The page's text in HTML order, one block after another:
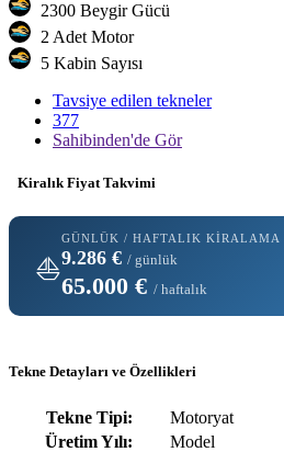
2300 Beygir Gücü
2 Adet Motor
5 Kabin Sayısı
Tavsiye edilen tekneler
377
Sahibinden'de Gör
Kiralık Fiyat Takvimi
⛵
GÜNLÜK / HAFTALIK KIRALAMA
9.286 € / günlük
65.000 € / haftalık
Tekne Detayları ve Özellikleri
Tekne Tipi:
Motoryat
Üretim Yılı:
Model